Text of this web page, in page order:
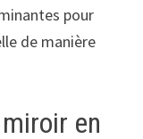
pour
de manière
en